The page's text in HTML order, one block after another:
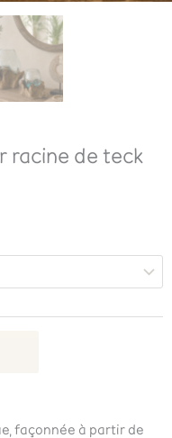
racine de teck
façonnée à partir de